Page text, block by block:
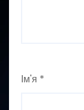
Ім'я *